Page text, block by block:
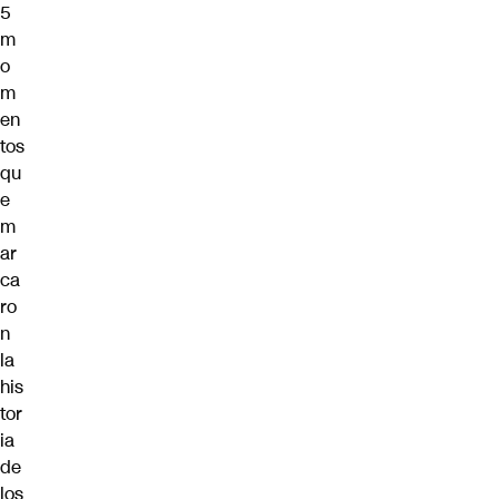
5
m
o
m
en
tos
qu
e
m
ar
ca
ro
n
la
his
tor
ia
de
los